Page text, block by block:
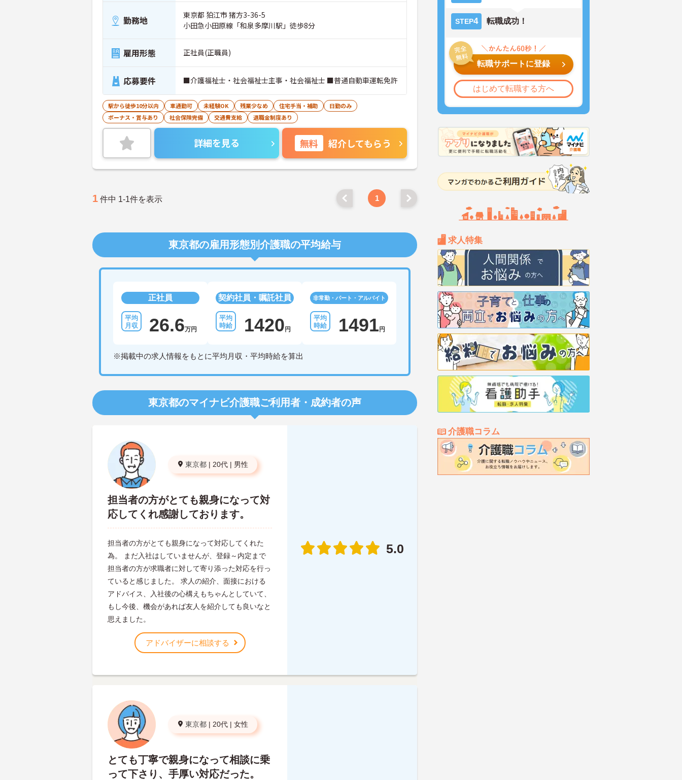
STEP4 転職成功！
転職サポートに登録
はじめて転職する方へ
求人特集
介護職コラム
勤務地
東京都 狛江市 猪方3-36-5
小田急小田原線「和泉多摩川駅」徒歩8分
雇用形態 正社員(正職員)
応募要件 ■介護福祉士・社会福祉士主事・社会福祉士 ■普通自動車運転免許
駅から徒歩10分以内 車通勤可 未経験OK 残業少なめ 住宅手当・補助
日勤のみ
ボーナス・賞与あり
社会保険完備 交通費支給 退職金制度あり
詳細を見る 無料 紹介してもらう
1 件中 1-1件を表示 1
東京都の雇用形態別介護職の平均給与
正社員
26.6万円
契約社員・嘱託社員
1420 円
非常勤・パート・アルバイト
1491 円
※掲載中の求人情報をもとに平均月収・平均時給を算出
東京都のマイナビ介護職ご利用者・成約者の声
東京都 | 20代 | 男性
担当者の方がとても親身になって対
応してくれ感謝しております。
担当者の方がとても親身になって対応してくれた
為。 まだ入社はしていませんが、登録～内定まで
担当者の方が求職者に対して寄り添った対応を行っ
ていると感じました。 求人の紹介、面接における
アドバイス、入社後の心構えもちゃんとしていて、
もし今後、機会があれば友人を紹介しても良いなと
思えました。
アドバイザーに相談する
5.0
東京都 | 20代 | 女性
とても丁寧で親身になって相談に乗
って下さり、手厚い対応だった。